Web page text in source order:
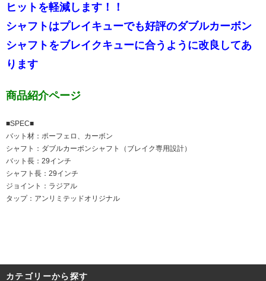
ヒットを軽減します！！
シャフトはプレイキューでも好評のダブルカーボン
シャフトをブレイクキューに合うように改良してあ
ります
商品紹介ページ
■SPEC■
バット材：ポーフェロ、カーボン
シャフト：ダブルカーボンシャフト（ブレイク専用設計）
バット長：29インチ
シャフト長：29インチ
ジョイント：ラジアル
タップ：アンリミテッドオリジナル
カテゴリーから探す